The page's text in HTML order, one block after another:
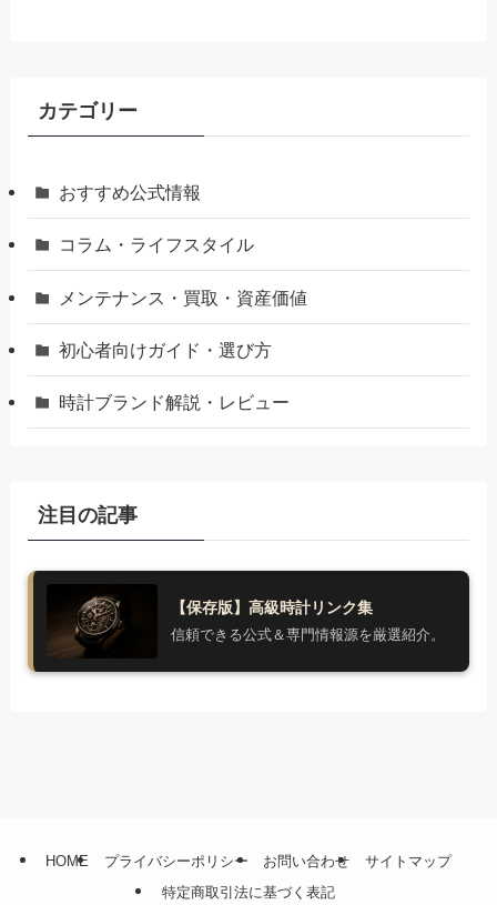
カテゴリー
おすすめ公式情報
コラム・ライフスタイル
メンテナンス・買取・資産価値
初心者向けガイド・選び方
時計ブランド解説・レビュー
注目の記事
【保存版】高級時計リンク集
信頼できる公式＆専門情報源を厳選紹介。
HOME プライバシーポリシー お問い合わせ
サイトマップ
特定商取引法に基づく表記